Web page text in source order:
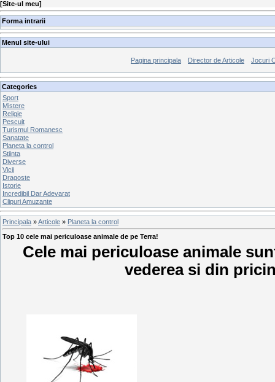
[Site-ul meu]
Forma intrarii
Menul site-ului
Pagina principala Director de Articole Jocuri
Categories
Sport
Mistere
Religie
Pescuit
Turismul Romanesc
Sanatate
Planeta la control
Stiinta
Diverse
Vicii
Dragoste
Istorie
Incredibil Dar Adevarat
Clipuri Amuzante
Principala »Articole » Planeta la control
Top 10 cele mai periculoase animale de pe Terra!
Cele mai periculoase animale
vederea si din